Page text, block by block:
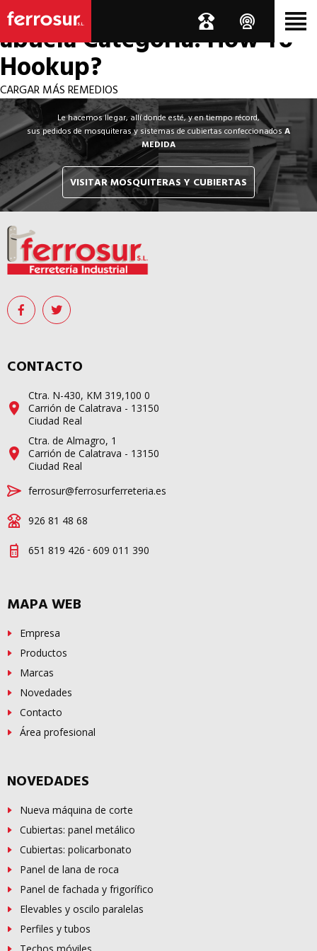
Los por si acaso de la
abuelaCategoría: How To
Hookup?
CARGAR MÁS REMEDIOS
Le hacemos llegar, allí donde esté, y en tiempo récord,
sus pedidos de mosquiteras y sistemas de cubiertas confeccionadosA
MEDIDA
VISITAR MOSQUITERAS Y CUBIERTAS
CONTACTO
Ctra. N-430, KM 319,100 0
Carrión de Calatrava - 13150
Ciudad Real
Ctra. de Almagro, 1
Carrión de Calatrava - 13150
Ciudad Real
ferrosur@ferrosurferreteria.es
926 81 48 68
651 819 426 - 609 011 390
MAPA WEB
Empresa
Productos
Marcas
Novedades
Contacto
Área profesional
NOVEDADES
Nueva máquina de corte
Cubiertas: panel metálico
Cubiertas: policarbonato
Panel de lana de roca
Panel de fachada y frigorífico
Elevables y oscilo paralelas
Perfiles y tubos